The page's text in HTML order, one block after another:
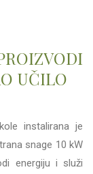
UČILO
instalirana je
snage 10 kW
energiju i služi